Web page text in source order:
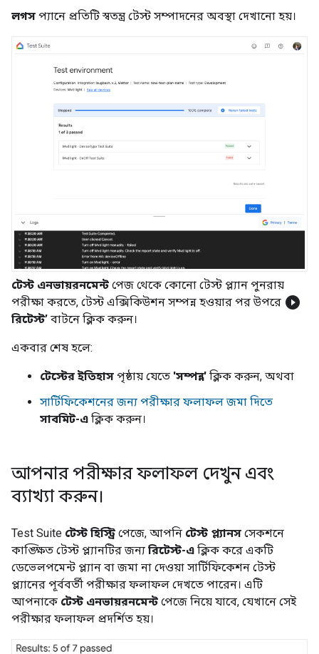
লগস প্যানে প্রতিটি স্বতন্ত্র টেস্ট সম্পাদনের অবস্থা দেখানো হয়।
টেস্ট এনভায়রনমেন্ট পেজ থেকে কোনো টেস্ট প্ল্যান পুনরায়
পরীক্ষা করতে, টেস্ট এক্সিকিউশন সম্পন্ন হওয়ার পর উপরে play_circle_filled
রিটেস্ট’ বাটনে ক্লিক করুন।
একবার শেষ হলে:
টেস্টের ইতিহাস পৃষ্ঠায় যেতে 'সম্পন্ন' ক্লিক করুন, অথবা
সার্টিফিকেশনের জন্য পরীক্ষার ফলাফল জমা দিতে
সাবমিট-এ ক্লিক করুন।
আপনার পরীক্ষার ফলাফল দেখুন এবং
ব্যাখ্যা করুন।
Test Suite টেস্ট হিস্ট্রি পেজে, আপনি টেস্ট প্ল্যানস সেকশনে
কাঙ্ক্ষিত টেস্ট প্ল্যানটির জন্য রিটেস্ট-এ ক্লিক করে একটি
ডেভেলপমেন্ট প্ল্যান বা জমা না দেওয়া সার্টিফিকেশন টেস্ট
প্ল্যানের পূর্ববর্তী পরীক্ষার ফলাফল দেখতে পারেন। এটি
আপনাকে টেস্ট এনভায়রনমেন্ট পেজে নিয়ে যাবে, যেখানে সেই
পরীক্ষার ফলাফল প্রদর্শিত হয়।